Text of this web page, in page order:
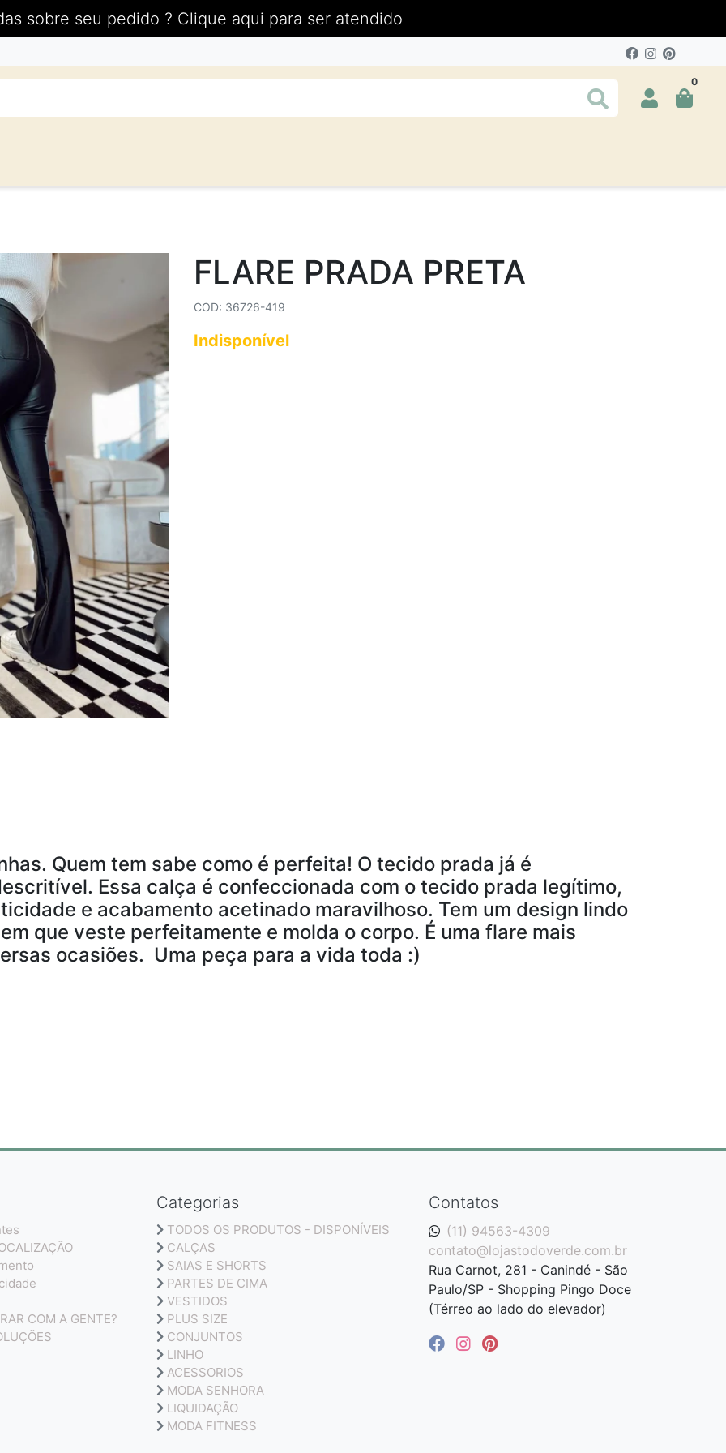
sobre seu pedido ? Clique aqui para ser atendido
0
FLARE PRADA PRETA
COD: 36726-419
Indisponível
Quem tem sabe como é perfeita! O tecido prada já é
Essa calça é confeccionada com o tecido prada legítimo,
e acabamento acetinado maravilhoso. Tem um design lindo
que veste perfeitamente e molda o corpo. É uma flare mais
ocasiões. Uma peça para a vida toda :)
Contatos
(11) 94563-4309
contato@lojastodoverde.com.br
Rua Carnot, 281 - Canindé - São
Paulo/SP - Shopping Pingo Doce
(Térreo ao lado do elevador)
COM A GENTE?
Categorias
TODOS OS PRODUTOS - DISPONÍVEIS
CALÇAS
SAIAS E SHORTS
PARTES DE CIMA
VESTIDOS
PLUS SIZE
CONJUNTOS
LINHO
ACESSORIOS
MODA SENHORA
LIQUIDAÇÃO
MODA FITNESS